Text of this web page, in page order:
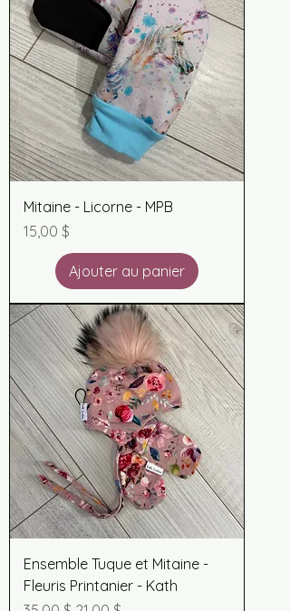
Mitaine - Licorne - MPB
Prix
15,00 $
Ajouter au panier
Ensemble Tuque et Mitaine -
Fleuris Printanier - Kath